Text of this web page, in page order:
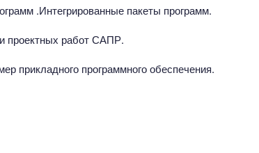
.Интегрированные пакеты программ.
проектных работ САПР.
прикладного программного обеспечения.